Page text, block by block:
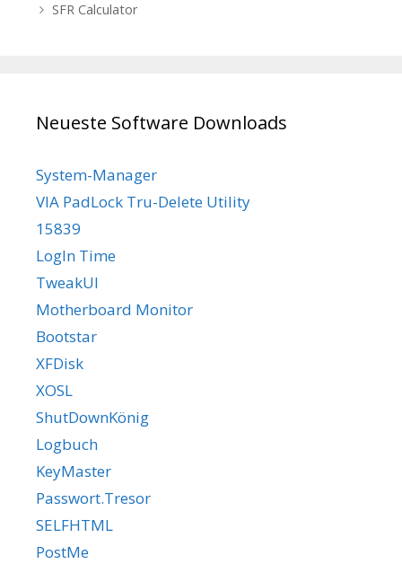
SFR Calculator
Neueste Software Downloads
System-Manager
VIA PadLock Tru-Delete Utility
15839
LogIn Time
TweakUI
Motherboard Monitor
Bootstar
XFDisk
XOSL
ShutDownKönig
Logbuch
KeyMaster
Passwort.Tresor
SELFHTML
PostMe